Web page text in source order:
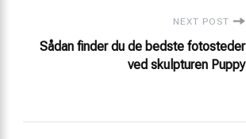
NEXT POST
Sådan finder du de bedste fotosteder
ved skulpturen Puppy